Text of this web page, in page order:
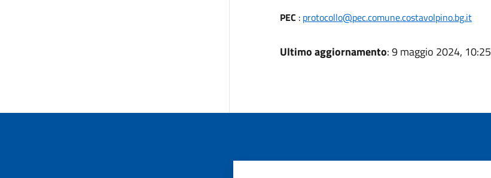
PEC : protocollo@pec.comune.costavolpino.bg.it
Ultimo aggiornamento: 9 maggio 2024, 10:25